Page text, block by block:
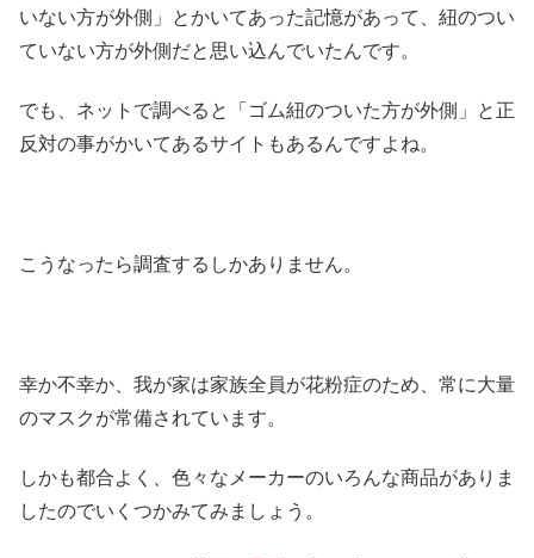
いない方が外側」とかいてあった記憶があって、紐のつい
ていない方が外側だと思い込んでいたんです。
でも、ネットで調べると「ゴム紐のついた方が外側」と正
反対の事がかいてあるサイトもあるんですよね。
こうなったら調査するしかありません。
幸か不幸か、我が家は家族全員が花粉症のため、常に大量
のマスクが常備されています。
しかも都合よく、色々なメーカーのいろんな商品がありま
したのでいくつかみてみましょう。